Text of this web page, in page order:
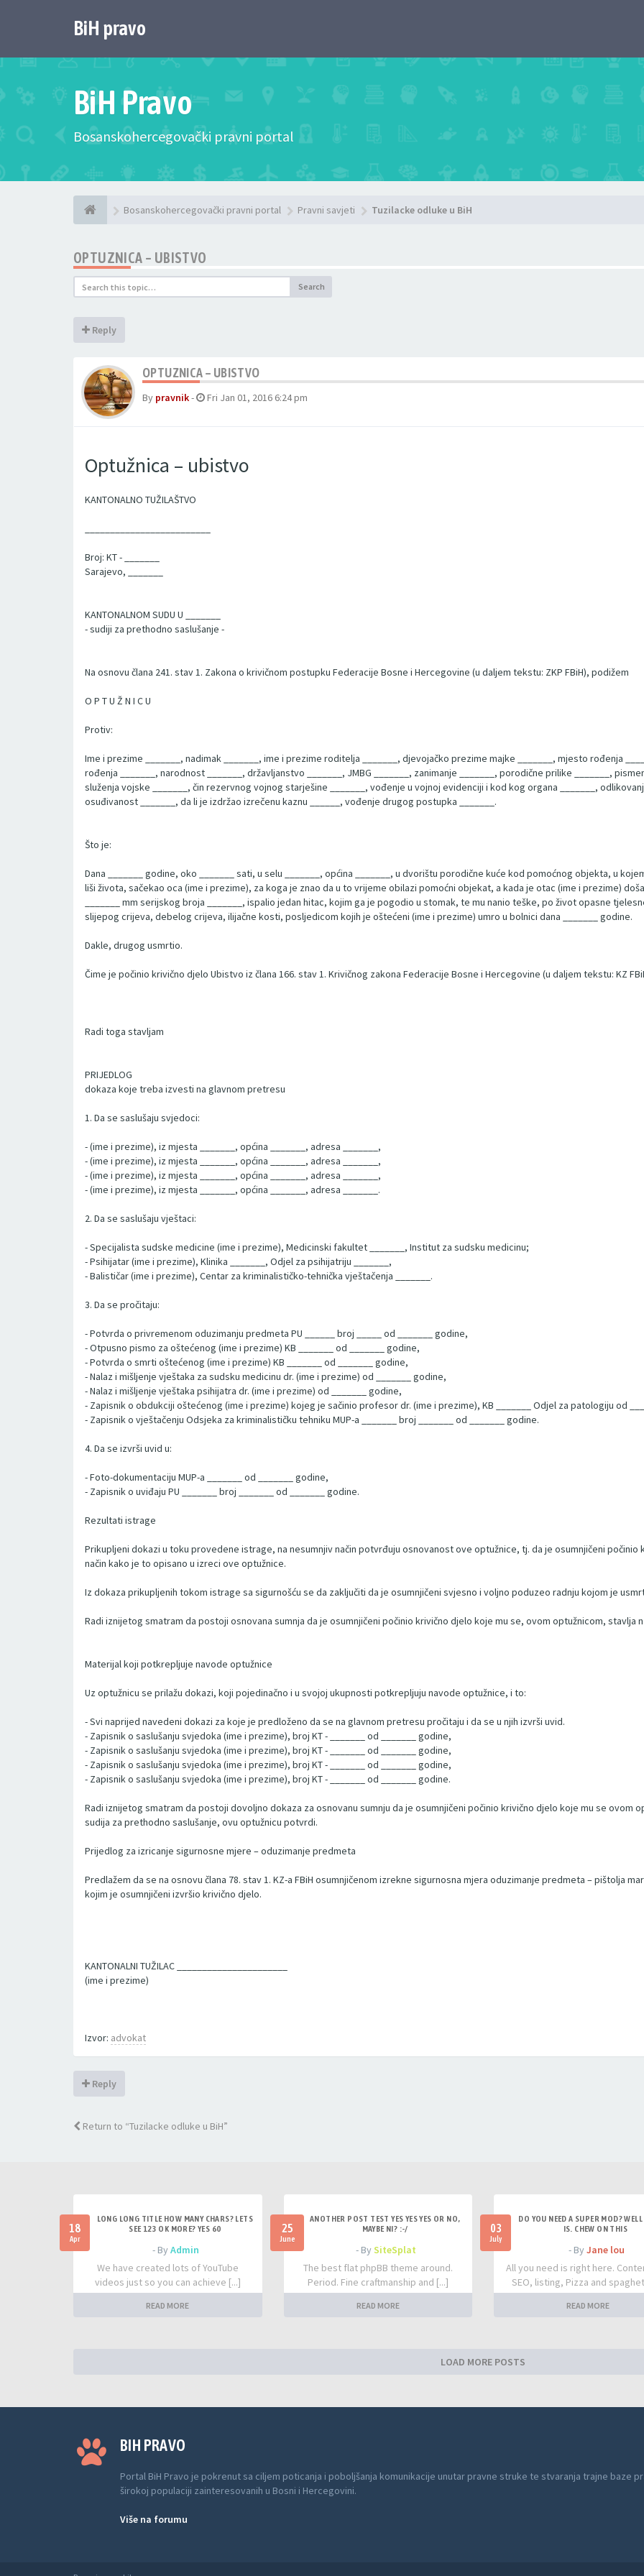
BiH pravo
BiH Pravo
Bosanskohercegovački pravni portal
Bosanskohercegovački pravni portal Pravni savjeti Tuzilacke odluke u BiH
OPTUZNICA – UBISTVO
Search
Reply
OPTUZNICA – UBISTVO
By pravnik- Fri Jan 01, 2016 6:24 pm
Optužnica – ubistvo
KANTONALNO TUŽILAŠTVO
Broj: KT - _______
Sarajevo, _______
KANTONALNOM SUDU U _______
- sudiji za prethodno saslušanje -
Na osnovu člana 241. stav 1. Zakona o krivičnom postupku Federacije Bosne i Hercegovine (u daljem tekstu: ZKP FBiH), podižem
O P T U Ž N I C U
Protiv:
Ime i prezime _______, nadimak _______, ime i prezime roditelja _______, djevojačko prezime majke _______, mjesto rođenja
rođenja _______, narodnost _______, državljanstvo _______, JMBG _______, zanimanje _______, porodične prilike _______,
služenja vojske _______, čin rezervnog vojnog starješine _______, vođenje u vojnoj evidenciji i kod kog organa _______,
osuđivanost _______, da li je izdržao izrečenu kaznu ______, vođenje drugog postupka _______.
Što je:
Dana _______ godine, oko _______ sati, u selu _______, općina _______, u dvorištu porodične kuće kod pomoćnog objekta, u
liši života, sačekao oca (ime i prezime), za koga je znao da u to vrijeme obilazi pomoćni objekat, a kada je otac (ime i prezime)
_______ mm serijskog broja _______, ispalio jedan hitac, kojim ga je pogodio u stomak, te mu nanio teške, po život opasne
slijepog crijeva, debelog crijeva, ilijačne kosti, posljedicom kojih je oštećeni (ime i prezime) umro u bolnici dana _______ godine.
Dakle, drugog usmrtio.
Čime je počinio krivično djelo Ubistvo iz člana 166. stav 1. Krivičnog zakona Federacije Bosne i Hercegovine (u daljem tekstu: KZ
Radi toga stavljam
PRIJEDLOG
dokaza koje treba izvesti na glavnom pretresu
1. Da se saslušaju svjedoci:
- (ime i prezime), iz mjesta _______, općina _______, adresa _______,
- (ime i prezime), iz mjesta _______, općina _______, adresa _______,
- (ime i prezime), iz mjesta _______, općina _______, adresa _______,
- (ime i prezime), iz mjesta _______, općina _______, adresa _______.
2. Da se saslušaju vještaci:
- Specijalista sudske medicine (ime i prezime), Medicinski fakultet _______, Institut za sudsku medicinu;
- Psihijatar (ime i prezime), Klinika _______, Odjel za psihijatriju _______,
- Balističar (ime i prezime), Centar za kriminalističko-tehnička vještačenja _______.
3. Da se pročitaju:
- Potvrda o privremenom oduzimanju predmeta PU ______ broj _____ od _______ godine,
- Otpusno pismo za oštećenog (ime i prezime) KB _______ od _______ godine,
- Potvrda o smrti oštećenog (ime i prezime) KB _______ od _______ godine,
- Nalaz i mišljenje vještaka za sudsku medicinu dr. (ime i prezime) od _______ godine,
- Nalaz i mišljenje vještaka psihijatra dr. (ime i prezime) od _______ godine,
- Zapisnik o obdukciji oštećenog (ime i prezime) kojeg je sačinio profesor dr. (ime i prezime), KB _______ Odjel za patologiju od
- Zapisnik o vještačenju Odsjeka za kriminalističku tehniku MUP-a _______ broj _______ od _______ godine.
4. Da se izvrši uvid u:
- Foto-dokumentaciju MUP-a _______ od _______ godine,
- Zapisnik o uviđaju PU _______ broj _______ od _______ godine.
Rezultati istrage
Prikupljeni dokazi u toku provedene istrage, na nesumnjiv način potvrđuju osnovanost ove optužnice, tj. da je osumnjičeni počinio
način kako je to opisano u izreci ove optužnice.
Iz dokaza prikupljenih tokom istrage sa sigurnošću se da zaključiti da je osumnjičeni svjesno i voljno poduzeo radnju kojom je
Radi iznijetog smatram da postoji osnovana sumnja da je osumnjičeni počinio krivično djelo koje mu se, ovom optužnicom, stavlja
Materijal koji potkrepljuje navode optužnice
Uz optužnicu se prilažu dokazi, koji pojedinačno i u svojoj ukupnosti potkrepljuju navode optužnice, i to:
- Svi naprijed navedeni dokazi za koje je predloženo da se na glavnom pretresu pročitaju i da se u njih izvrši uvid.
- Zapisnik o saslušanju svjedoka (ime i prezime), broj KT - _______ od _______ godine,
- Zapisnik o saslušanju svjedoka (ime i prezime), broj KT - _______ od _______ godine,
- Zapisnik o saslušanju svjedoka (ime i prezime), broj KT - _______ od _______ godine,
- Zapisnik o saslušanju svjedoka (ime i prezime), broj KT - _______ od _______ godine.
Radi iznijetog smatram da postoji dovoljno dokaza za osnovanu sumnju da je osumnjičeni počinio krivično djelo koje mu se ovom
sudija za prethodno saslušanje, ovu optužnicu potvrdi.
Prijedlog za izricanje sigurnosne mjere – oduzimanje predmeta
Predlažem da se na osnovu člana 78. stav 1. KZ-a FBiH osumnjičenom izrekne sigurnosna mjera oduzimanje predmeta – pištolja
kojim je osumnjičeni izvršio krivično djelo.
KANTONALNI TUŽILAC ______________________
(ime i prezime)
Izvor: advokat
Reply
Return to “Tuzilacke odluke u BiH”
18
Apr
LONG LONG TITLE HOW MANY CHARS? LETS
SEE 123 OK MORE? YES 60
- ByAdmin
We have created lots of YouTube
videos just so you can achieve [...]
READ MORE
25
June
ANOTHER POST TEST YES YES YES OR NO,
MAYBE NI? :-/
- BySiteSplat
The best flat phpBB theme around.
Period. Fine craftmanship and [...]
READ MORE
03
July
DO YOU NEED A SUPER MOD?
IS. CHEW ON THIS
- By Jane lou
All you need is right here.
SEO, listing, Pizza and
READ MORE
LOAD MORE POSTS
BIH PRAVO
Portal BiH Pravo je pokrenut sa ciljem poticanja i poboljšanja komunikacije unutar pravne struke te stvaranja trajne baze
širokoj populaciji zainteresovanih u Bosni i Hercegovini.
Više na forumu